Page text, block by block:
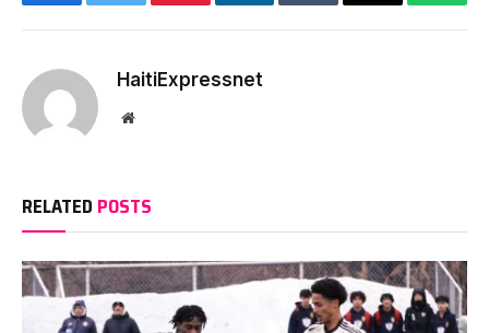
FacebookTwitter PinterestLinkedInTumblr Email
HaitiExpressnet
Website
RELATED POSTS